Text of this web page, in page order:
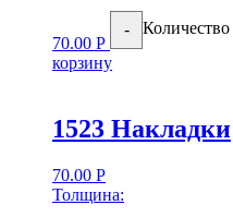
70.00 Р
-
корзину
1523 Накладки
70.00 Р
Толщина: